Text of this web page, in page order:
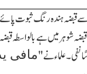
ہندہ رنگ ثبوت پائے
شوہر میں ہے بالواسطہ
نفی۔علماء نے "مافی